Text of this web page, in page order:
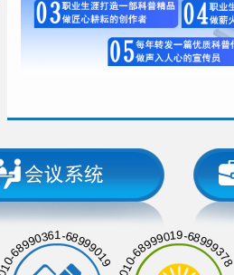
010-68990361-68999019 010-68999019-68999378